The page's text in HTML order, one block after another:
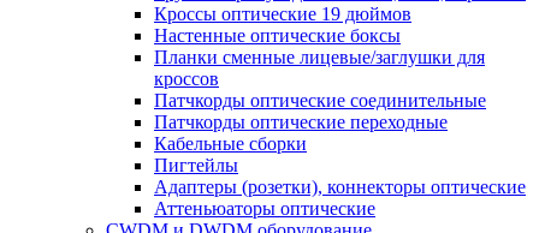
Кроссы оптические 19 дюймов
Настенные оптические боксы
Планки сменные лицевые/заглушки для
кроссов
Патчкорды оптические соединительные
Патчкорды оптические переходные
Кабельные сборки
Пигтейлы
Адаптеры (розетки), коннекторы оптические
Аттеньюаторы оптические